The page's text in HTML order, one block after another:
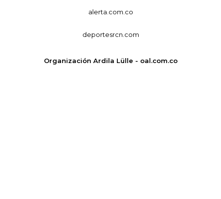
alerta.com.co
deportesrcn.com
Organización Ardila Lülle - oal.com.co